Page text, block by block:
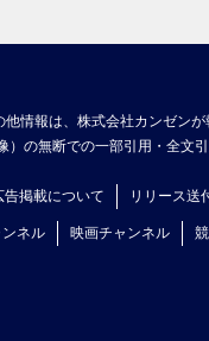
情報は、株式会社カンゼン
の無断での一部引用・全文
告掲載について リリース送
ネル 映画チャンネル